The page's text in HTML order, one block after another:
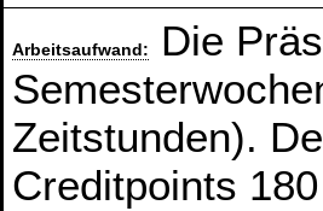
Arbeitsaufwand:
Die
Zeitstunden).
Creditpoints